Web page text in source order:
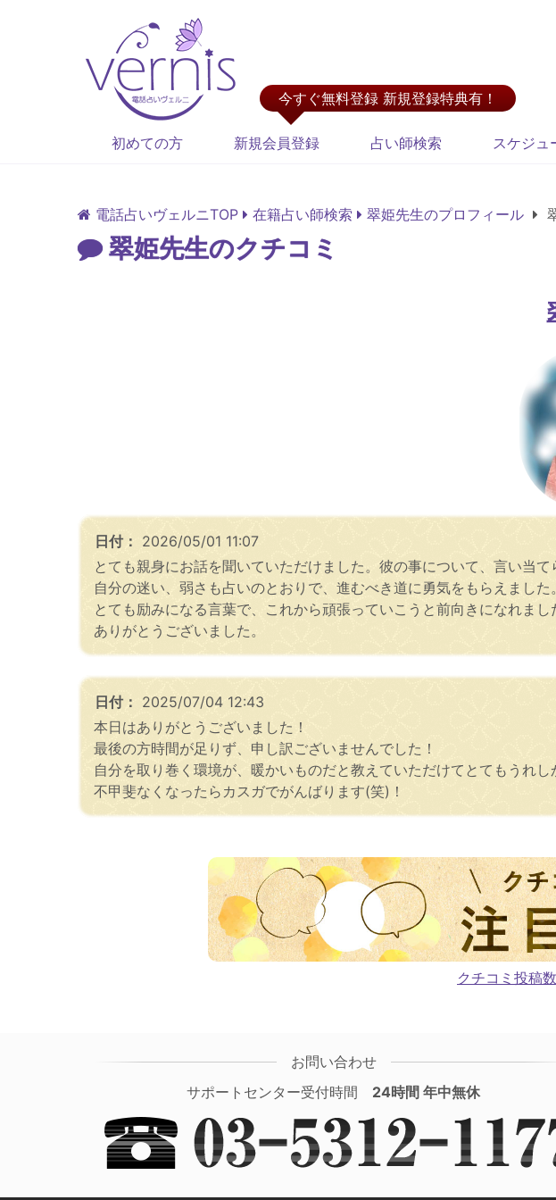
今すぐ無料登録 新規登録特典有！
初めての方 新規会員登録 占い師検索 スケジュ
電話占いヴェルニTOP 在籍占い師検索 翠姫先生のプロフィール
翠姫先生のクチコミ
日付： 2026/05/01 11:07
とても親身にお話を聞いていただけました。彼の事について、言い当て
自分の迷い、弱さも占いのとおりで、進むべき道に勇気をもらえました。
とても励みになる言葉で、これから頑張っていこうと前向きになれまし
ありがとうございました。
日付： 2025/07/04 12:43
本日はありがとうございました！
最後の方時間が足りず、申し訳ございませんでした！
自分を取り巻く環境が、暖かいものだと教えていただけてとてもうれし
不甲斐なくなったらカスガでがんばります(笑)！
クチコミ投稿
お問い合わせ
サポートセンター受付時間 24時間 年中無休